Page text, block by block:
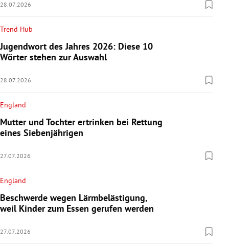
28.07.2026
Trend Hub
Jugendwort des Jahres 2026: Diese 10
Wörter stehen zur Auswahl
28.07.2026
England
Mutter und Tochter ertrinken bei Rettung
eines Siebenjährigen
27.07.2026
England
Beschwerde wegen Lärmbelästigung,
weil Kinder zum Essen gerufen werden
27.07.2026